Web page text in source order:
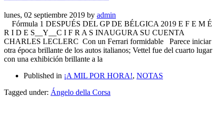
lunes, 02 septiembre 2019 by admin
Fórmula 1 DESPUÉS DEL GP DE BÉLGICA 2019 E F E M É
R I D E S__Y__C I F R A S INAUGURA SU CUENTA
CHARLES LECLERC Con un Ferrari formidable Parece iniciar
otra época brillante de los autos italianos; Vettel fue del cuarto lugar
con una exhibición brillante a la
Published in ¡A MIL POR HORA!, NOTAS
Tagged under: Ángelo della Corsa